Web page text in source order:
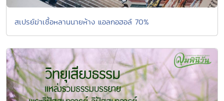
สเปรย์ฆ่าเชื้อหลานนายห้าง แอลกอฮอล์ 70%